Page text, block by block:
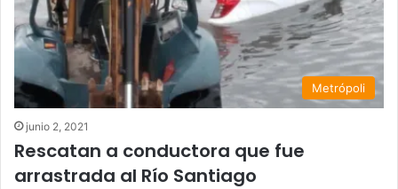
Metrópoli
junio 2, 2021
Rescatan a conductora que fue
arrastrada al Río Santiago